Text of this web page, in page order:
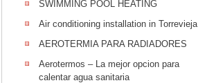
SWIMMING POOL HEATING
Air conditioning installation in Torrevieja
AEROTERMIA PARA RADIADORES
Aerotermos – La mejor opcion para
calentar agua sanitaria